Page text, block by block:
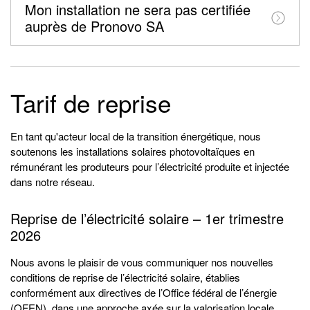
Mon installation ne sera pas certifiée
auprès de Pronovo SA
Tarif de reprise
En tant qu'acteur local de la transition énergétique, nous
soutenons les installations solaires photovoltaïques en
rémunérant les produteurs pour l’électricité produite et injectée
dans notre réseau.
Reprise de l’électricité solaire – 1er trimestre
2026
Nous avons le plaisir de vous communiquer nos nouvelles
conditions de reprise de l’électricité solaire, établies
conformément aux directives de l’Office fédéral de l’énergie